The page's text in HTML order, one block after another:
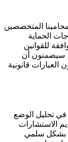
المتخصصين
الحماية
للقوانين
سيضمنون أن
قانونية
في تحليل الوضع
الاستشارات
بشكل سلمي